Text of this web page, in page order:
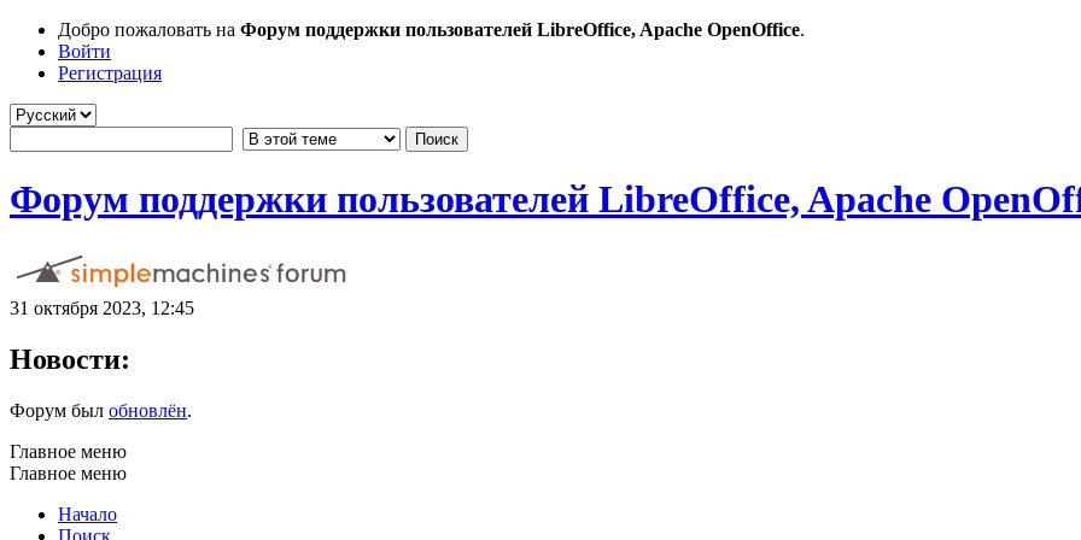
Добро пожаловать на Форум поддержки пользователей LibreOffice, Apache OpenOffice.
Войти
Регистрация
Форум поддержки пользователей LibreOffice, Apache
31 октября 2023, 12:45
Новости:
Форум был обновлён.
Главное меню
Главное меню
Начало
Поиск